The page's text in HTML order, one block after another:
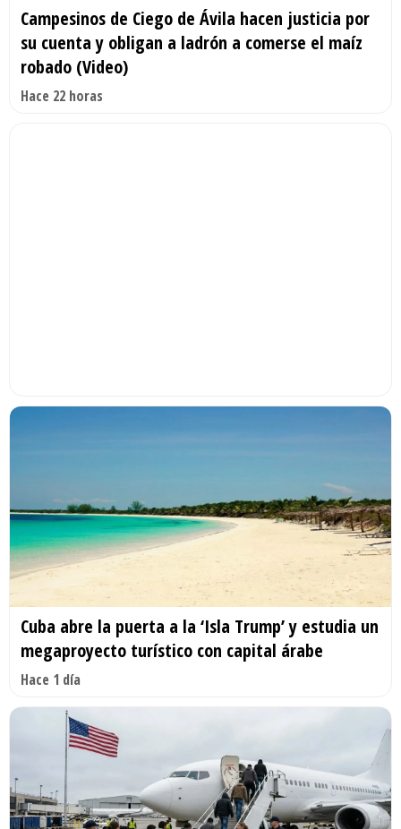
Campesinos de Ciego de Ávila hacen justicia por
su cuenta y obligan a ladrón a comerse el maíz
robado (Video)
Hace 22 horas
Cuba abre la puerta a la ‘Isla Trump’ y estudia un
megaproyecto turístico con capital árabe
Hace 1 día